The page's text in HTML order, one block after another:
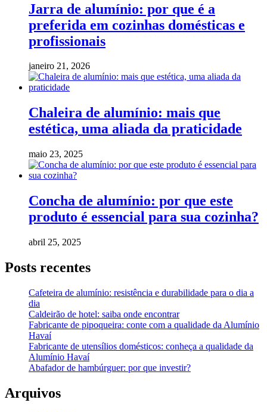
Jarra de alumínio: por que é a
preferida em cozinhas domésticas e
profissionais
janeiro 21, 2026
Chaleira de alumínio: mais que
estética, uma aliada da praticidade
maio 23, 2025
Concha de alumínio: por que este
produto é essencial para sua cozinha?
abril 25, 2025
Posts recentes
Cafeteira de alumínio: resistência e durabilidade para o dia a
dia
Caldeirão de hotel: saiba onde encontrar
Fabricante de pipoqueira: conte com a qualidade da Alumínio
Havaí
Fabricante de utensílios domésticos: conheça a qualidade da
Alumínio Havaí
Abafador de hambúrguer: por que investir?
Arquivos